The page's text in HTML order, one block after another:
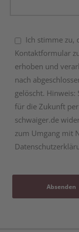
Ich stimme zu,
Kontaktformular
erhoben und
nach
gelöscht.
für die Zukunft
schwaiger.de
zum Umgang mit
Absenden